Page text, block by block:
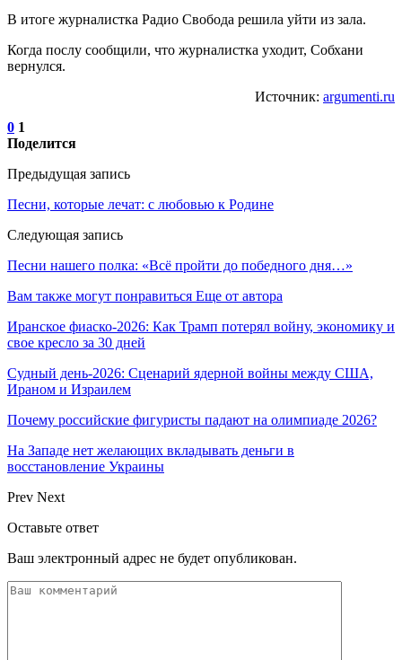
В итоге журналистка Радио Свобода решила уйти из зала.
Когда послу сообщили, что журналистка уходит, Собхани
вернулся.
Источник: argumenti.ru
0 1
Поделится
Предыдущая запись
Песни, которые лечат: с любовью к Родине
Следующая запись
Песни нашего полка: «Всё пройти до победного дня…»
Вам также могут понравиться Еще от автора
Иранское фиаско-2026: Как Трамп потерял войну, экономику и
свое кресло за 30 дней
Судный день-2026: Сценарий ядерной войны между США,
Ираном и Израилем
Почему российские фигуристы падают на олимпиаде 2026?
На Западе нет желающих вкладывать деньги в
восстановление Украины
Prev Next
Оставьте ответ
Ваш электронный адрес не будет опубликован.